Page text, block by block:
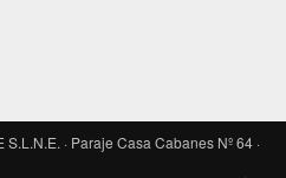
· Paraje Casa Cabanes Nº 64 ·